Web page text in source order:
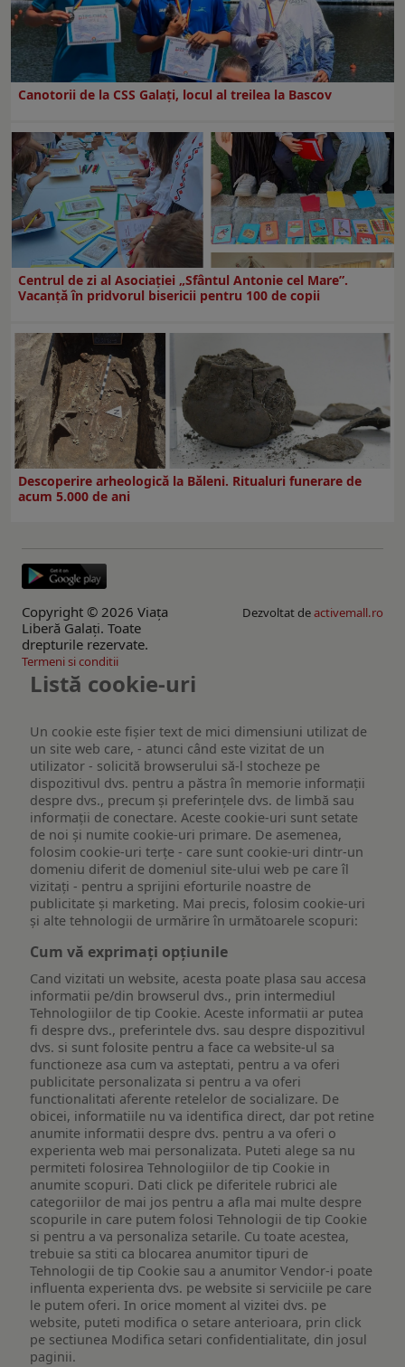
Canotorii de la CSS Galați, locul al treilea la Bascov
Centrul de zi al Asociației „Sfântul Antonie cel Mare”.
Vacanță în pridvorul bisericii pentru 100 de copii
Descoperire arheologică la Băleni. Ritualuri funerare de
acum 5.000 de ani
Copyright © 2026 Viaţa
Liberă Galaţi. Toate
drepturile rezervate.
Dezvoltat deactivemall.ro
Termeni si conditii
Listă cookie-uri
Un cookie este fişier text de mici dimensiuni utilizat de
un site web care, - atunci când este vizitat de un
utilizator - solicită browserului să-l stocheze pe
dispozitivul dvs. pentru a păstra în memorie informații
despre dvs., precum și preferințele dvs. de limbă sau
informații de conectare. Aceste cookie-uri sunt setate
de noi și numite cookie-uri primare. De asemenea,
folosim cookie-uri terțe - care sunt cookie-uri dintr-un
domeniu diferit de domeniul site-ului web pe care îl
vizitați - pentru a sprijini eforturile noastre de
publicitate și marketing. Mai precis, folosim cookie-uri
și alte tehnologii de urmărire în următoarele scopuri:
Cum vă exprimați opțiunile
Cand vizitati un website, acesta poate plasa sau accesa
informatii pe/din browserul dvs., prin intermediul
Tehnologiilor de tip Cookie. Aceste informatii ar putea
fi despre dvs., preferintele dvs. sau despre dispozitivul
dvs. si sunt folosite pentru a face ca website-ul sa
functioneze asa cum va asteptati, pentru a va oferi
publicitate personalizata si pentru a va oferi
functionalitati aferente retelelor de socializare. De
obicei, informatiile nu va identifica direct, dar pot retine
anumite informatii despre dvs. pentru a va oferi o
experienta web mai personalizata. Puteti alege sa nu
permiteti folosirea Tehnologiilor de tip Cookie in
anumite scopuri. Dati click pe diferitele rubrici ale
categoriilor de mai jos pentru a afla mai multe despre
scopurile in care putem folosi Tehnologii de tip Cookie
si pentru a va personaliza setarile. Cu toate acestea,
trebuie sa stiti ca blocarea anumitor tipuri de
Tehnologii de tip Cookie sau a anumitor Vendor-i poate
influenta experienta dvs. pe website si serviciile pe care
le putem oferi. In orice moment al vizitei dvs. pe
website, puteti modifica o setare anterioara, prin click
pe sectiunea Modifica setari confidentialitate, din josul
paginii.